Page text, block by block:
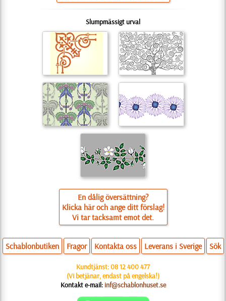
Slumpmässigt urval
En dålig översättning?
Klicka här och ange ditt förslag!
Vi tar tacksamt emot det.
Schablonbutiken Fragor Kontakta oss Leverans i Sverige Sök
Kundtjänst:08 12 400 477
(Vi betjänar, endast på engelska!)
Kontakt e-mail: inf@schablonhuset.se